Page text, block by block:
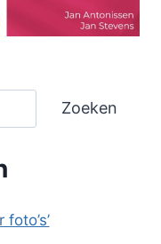
Zoeken